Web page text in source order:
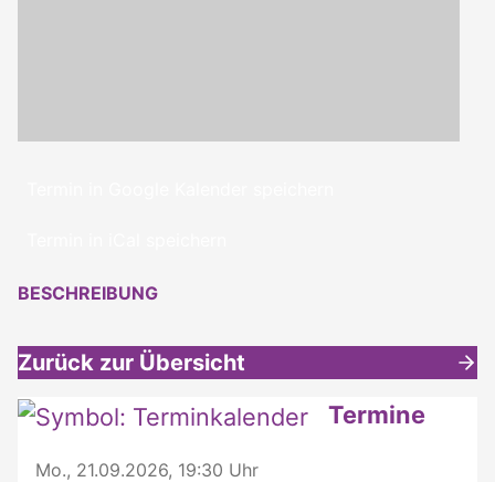
BESCHREIBUNG
Zurück zur Übersicht
Weitere interessante Inhalte Termine
Mo., 21.09.2026, 19:30 Uhr